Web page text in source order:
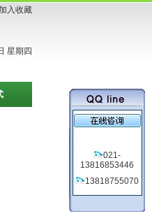
入收藏
星期四
021-
13816853446
13818755070